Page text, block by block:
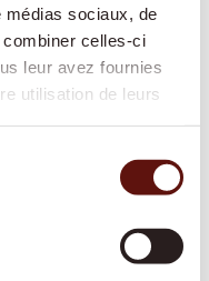
médias sociaux, de
celles-ci
leur avez fournies
utilisation de leurs
lecture,
favoriser le lien
la lessive, les
rendez-vous
événements